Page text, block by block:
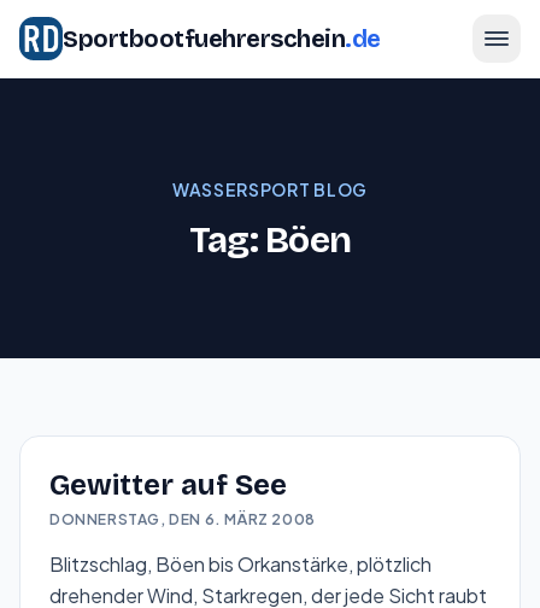
Sportbootfuehrerschein.de
WASSERSPORT BLOG
Tag: Böen
Gewitter auf See
DONNERSTAG, DEN 6. MÄRZ 2008
Blitzschlag, Böen bis Orkanstärke, plötzlich
drehender Wind, Starkregen, der jede Sicht raubt